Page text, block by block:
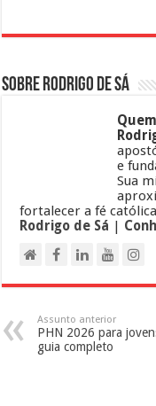
Sobre Rodrigo de Sá
e
Sua
fortalecer a fé
Rodrigo de Sá |
Assunto anterior
PHN 2026 para
guia completo